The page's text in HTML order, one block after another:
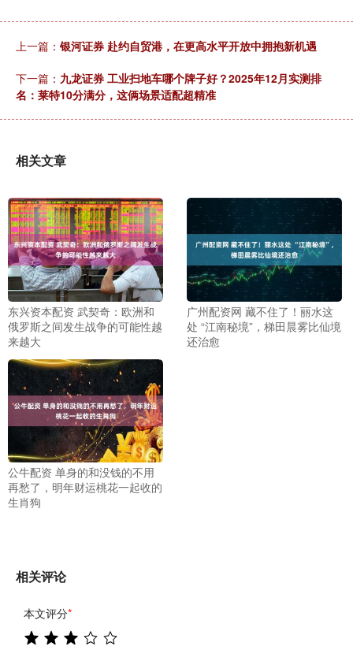
上一篇： 银河证券 赴约自贸港，在更高水平开放中拥抱新机遇
下一篇： 九龙证券 工业扫地车哪个牌子好？2025年12月实测排
名：莱特10分满分，这俩场景适配超精准
相关文章
东兴资本配资 武契奇：欧洲和
俄罗斯之间发生战争的可能性越
来越大
广州配资网 藏不住了！丽水这
处 “江南秘境”，梯田晨雾比仙境
还治愈
公牛配资 单身的和没钱的不用
再愁了，明年财运桃花一起收的
生肖狗
相关评论
本文评分*